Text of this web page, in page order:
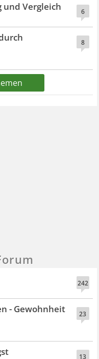
6
und Vergleich
8
242
23
- Gewohnheit
13